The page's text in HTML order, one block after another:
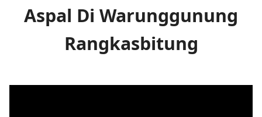
Aspal Di Warunggunung
Rangkasbitung